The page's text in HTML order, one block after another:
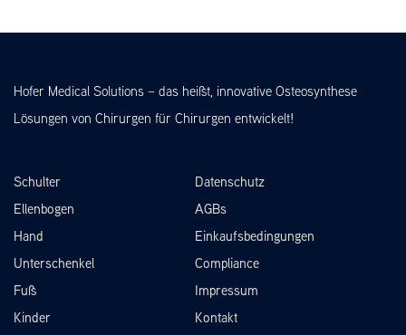
Hofer Medical Solutions – das heißt, innovative Osteosynthese
Lösungen von Chirurgen für Chirurgen entwickelt!
Schulter
Ellenbogen
Hand
Unterschenkel
Fuß
Kinder
Datenschutz
AGBs
Einkaufsbedingungen
Compliance
Impressum
Kontakt